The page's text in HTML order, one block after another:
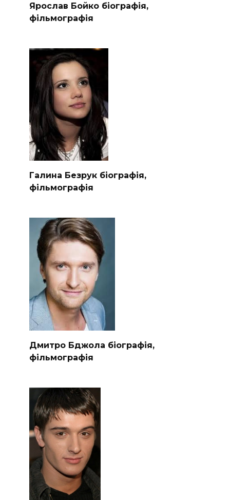
Ярослав Бойко біографія,
фільмографія
Галина Безрук біографія,
фільмографія
Дмитро Бджола біографія,
фільмографія